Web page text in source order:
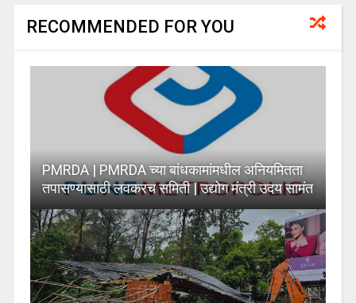
RECOMMENDED FOR YOU
PMRDA | PMRDA च्या बांधकामांमधील अनियमितता
तपासण्यासाठी लवकरच समिती | उद्योग मंत्री उदय सामंत